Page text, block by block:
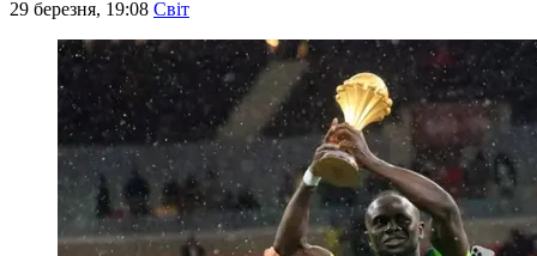
29 березня, 19:08 Світ